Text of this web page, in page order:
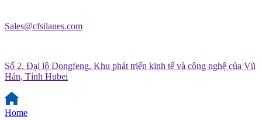
Sales@cfsilanes.com
Số 2, Đại lộ Dongfeng, Khu phát triển kinh tế và công nghệ của Vũ
Hán, Tỉnh Hubei
Home